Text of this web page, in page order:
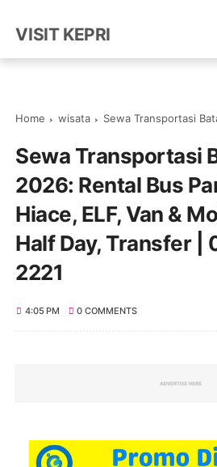
VISIT KEPRI
Home wisata Sewa Transportasi Batam Murah 2026: Rental Bus Pariwisata,
Sewa Transportasi
2026: Rental Bus
Hiace, ELF, Van &
Half Day, Transfer |
2221
4:05 PM 0 COMMENTS